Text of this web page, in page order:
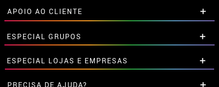
APOIO AO CLIENTE
• Sobre nós
• Condições de venda
• Aviso legal ePrivacidade
• Atendimento ao cliente
• Utilização de cookies
ESPECIAL GRUPOS
Descontos especiais para grupos.
Entre em contato connosco aqui
ESPECIAL LOJAS E EMPRESAS
Descontos especiais para grupos.
PRECISA DE AJUDA?